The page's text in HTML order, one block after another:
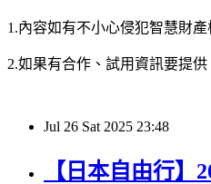
1.內容如有不小心侵犯智慧財產
2.如果有合作、試用資訊要提供
Jul 26 Sat 2025 23:48
【日本自由行